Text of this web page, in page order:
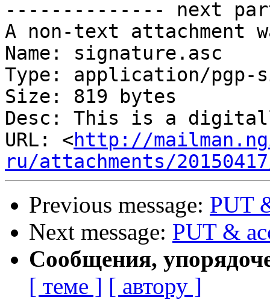
-------------- next
A non-text attachment
Name: signature.asc
Type: application/pgp-
Size: 819 bytes
Desc: This is a
URL: <http://
ru/attachments/
Previous message: PUT
Next message: PUT &
Сообщения,
[ теме ] [ автору ]